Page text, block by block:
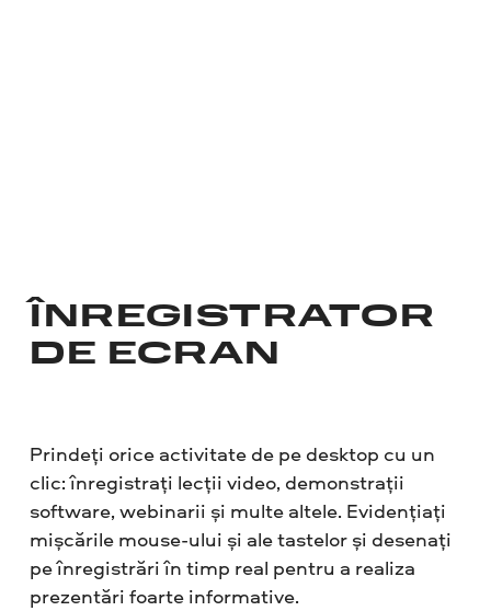
ÎNREGISTRATOR
DE ECRAN
Prindeți orice activitate de pe desktop cu un
clic: înregistrați lecții video, demonstrații
software, webinarii și multe altele. Evidențiați
mișcările mouse-ului și ale tastelor și desenați
pe înregistrări în timp real pentru a realiza
prezentări foarte informative.